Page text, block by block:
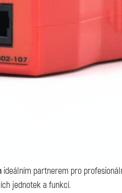
ideálním partnerem pro
jednotek a funkcí.